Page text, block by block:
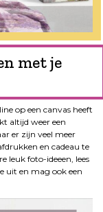
met je
op een canvas heeft
altijd weer een
er zijn veel meer
en cadeau te
leuk foto-ideeen, lees
uit en mag ook een